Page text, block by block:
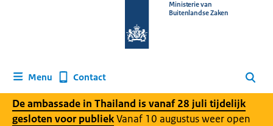
homepage
Ministerie van
Buitenlandse Zaken
Menu Contact Zoeken
De ambassade in Thailand is vanaf 28 juli tijdelijk
gesloten voor publiekVanaf 10 augustus weer open